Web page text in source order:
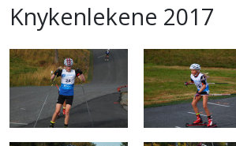
Knykenlekene 2017